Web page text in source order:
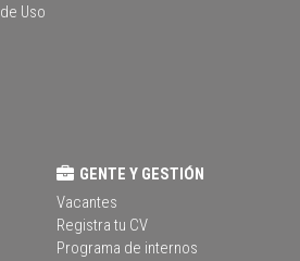
Uso
GENTE Y GESTIÓN
Vacantes
Registra tu CV
Programa de internos